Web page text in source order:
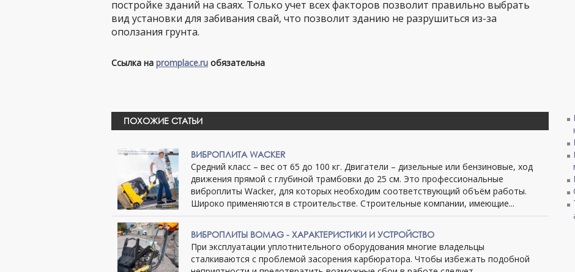
постройке зданий на сваях. Только учет всех факторов позволит правильно выбрать
вид установки для забивания свай, что позволит зданию не разрушиться из-за
оползания грунта.
Ссылка на promplace.ru обязательна
ПОХОЖИЕ СТАТЬИ
ВИБРОПЛИТА WACKER
Средний класс – вес от 65 до 100 кг. Двигатели – дизельные или бензиновые, ход
движения прямой с глубиной трамбовки до 25 см. Это профессиональные
виброплиты Wacker, для которых необходим соответствующий объём работы.
Широко применяются в строительстве. Строительные компании, имеющие...
ВИБРОПЛИТЫ BOMAG - ХАРАКТЕРИСТИКИ И УСТРОЙСТВО
При эксплуатации уплотнительного оборудования многие владельцы
сталкиваются с проблемой засорения карбюратора. Чтобы избежать подобной